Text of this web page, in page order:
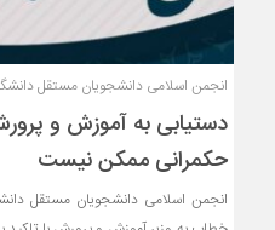
انجمن اسلامی دانشجویان مستقل
دستیابی به آموزش و
حکمرانی ممکن نیست
انجمن اسلامی دانشجویان مستقل